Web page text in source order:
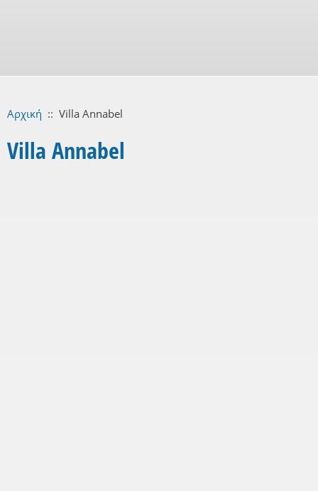
Αρχική :: Villa Annabel
Villa Annabel